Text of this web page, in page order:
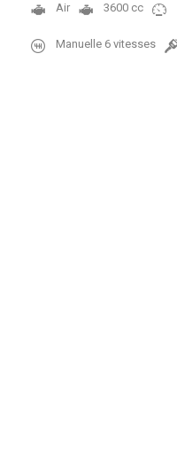
Air 3600 cc
Manuelle 6 vitesses